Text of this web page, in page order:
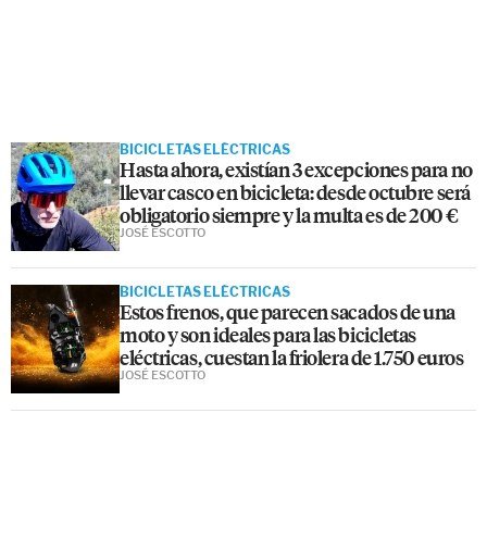
BICICLETAS ELÉCTRICAS
Hasta ahora, existían 3 excepciones para no
llevar casco en bicicleta: desde octubre será
obligatorio siempre y la multa es de 200 €
JOSÉ ESCOTTO
BICICLETAS ELÉCTRICAS
Estos frenos, que parecen sacados de una
moto y son ideales para las bicicletas
eléctricas, cuestan la friolera de 1.750 euros
JOSÉ ESCOTTO